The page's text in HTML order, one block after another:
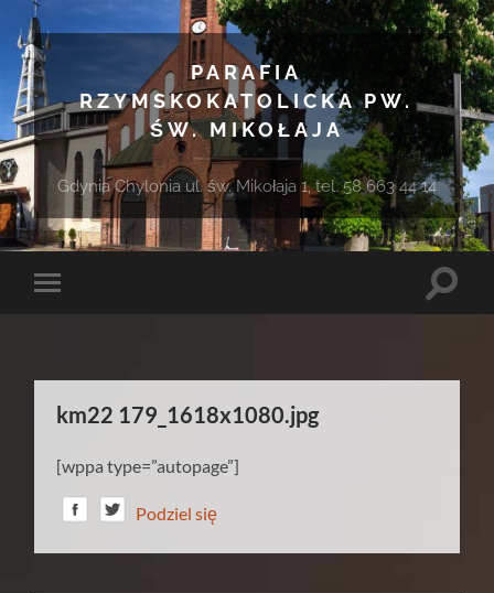
PARAFIA
RZYMSKOKATOLICKA PW.
ŚW. MIKOŁAJA
Gdynia Chylonia ul. św. Mikołaja 1, tel. 58 663 44 14
Toggle
Toggle
km22 179_1618x1080.jpg
[wppa type=”autopage”]
Podziel się